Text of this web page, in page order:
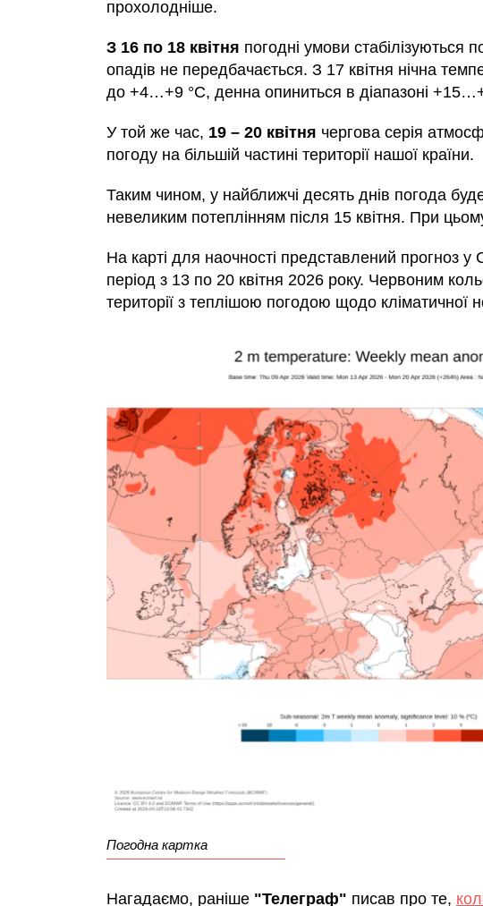
прохолодніше.
З 16 по 18 квітня погодні умови стабілізуються
опадів не передбачається. З 17 квітня нічна
до +4…+9 °С, денна опиниться в діапазоні
У той же час, 19 – 20 квітня чергова серія
погоду на більшій частині території нашої країни.
Таким чином, у найближчі десять днів погода
невеликим потеплінням після 15 квітня. При
На карті для наочності представлений прогноз у
період з 13 по 20 квітня 2026 року. Червоним
території з теплішою погодою щодо кліматичної
Погодна картка
Нагадаємо, раніше "Телеграф" писав про те,